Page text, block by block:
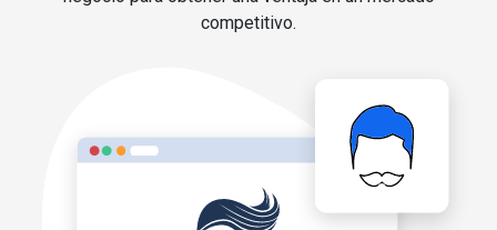
competitivo.